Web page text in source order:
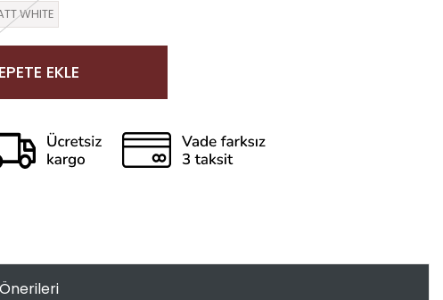
WHITE